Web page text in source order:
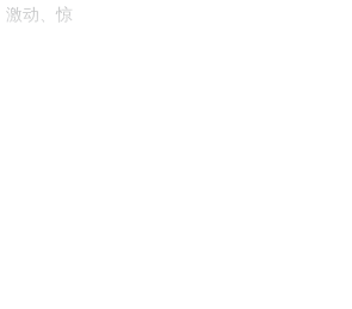
动、惊